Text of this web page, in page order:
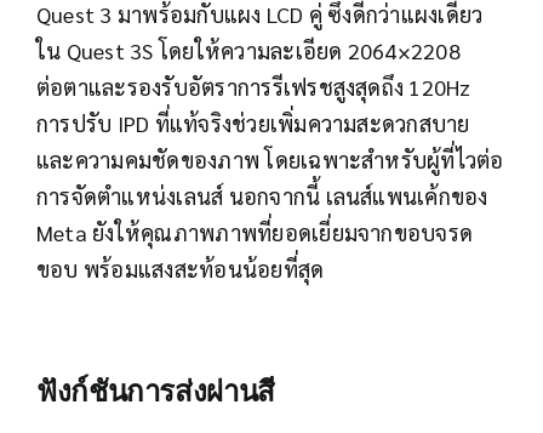
Quest 3 มาพร้อมกับแผง LCD คู่ ซึ่งดีกว่าแผงเดียว
ใน Quest 3S โดยให้ความละเอียด 2064×2208
ต่อตาและรองรับอัตราการรีเฟรชสูงสุดถึง 120Hz
การปรับ IPD ที่แท้จริงช่วยเพิ่มความสะดวกสบาย
และความคมชัดของภาพ โดยเฉพาะสำหรับผู้ที่ไวต่อ
การจัดตำแหน่งเลนส์ นอกจากนี้ เลนส์แพนเค้กของ
Meta ยังให้คุณภาพภาพที่ยอดเยี่ยมจากขอบจรด
ขอบ พร้อมแสงสะท้อนน้อยที่สุด
ฟังก์ชันการส่งผ่านสี